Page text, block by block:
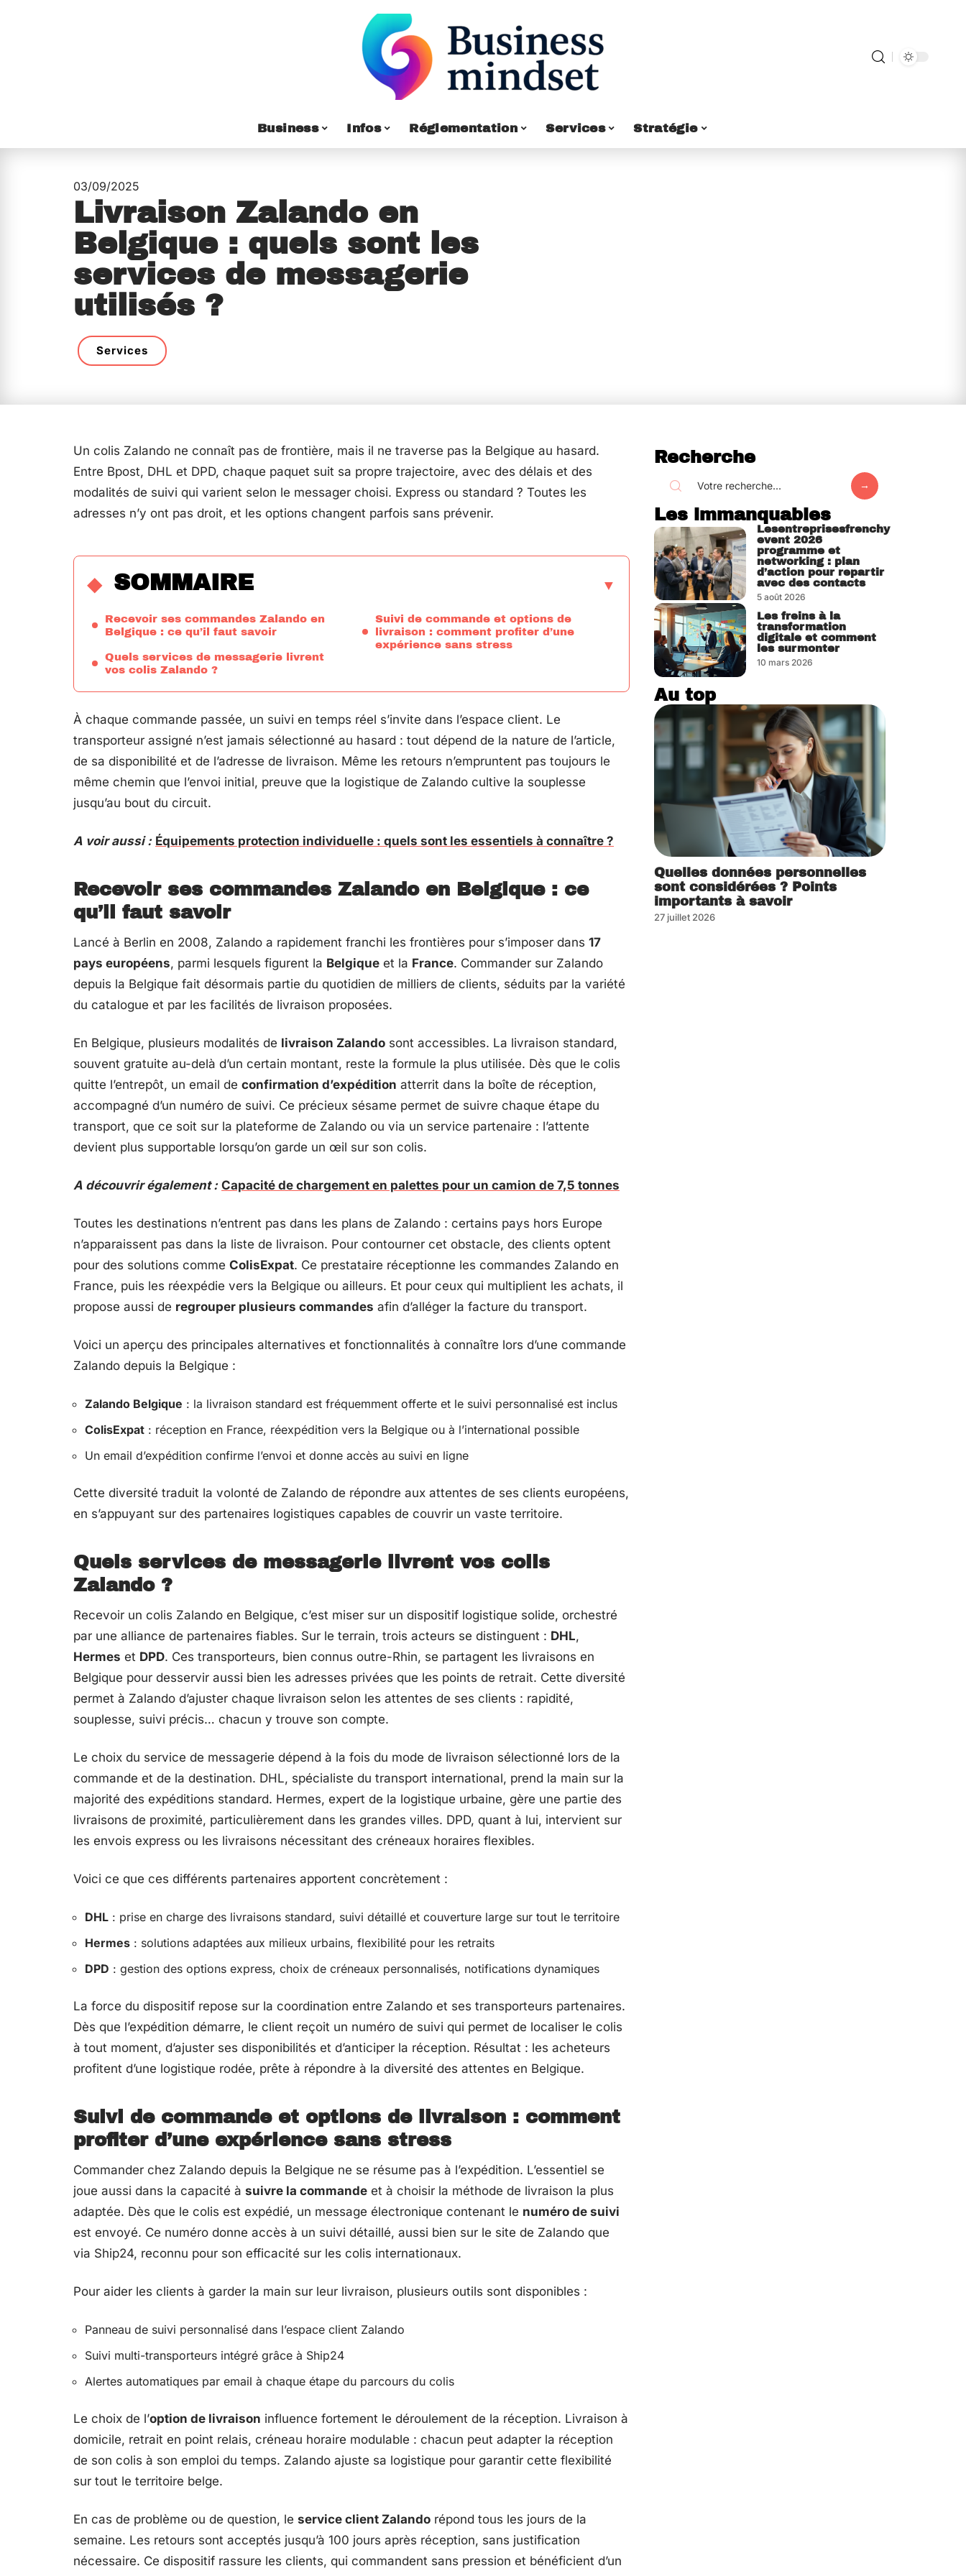
Business Infos Réglementation Services Stratégie
03/09/2025
Livraison Zalando en
Belgique : quels sont les
services de messagerie
utilisés ?
Services
Un colis Zalando ne connaît pas de frontière, mais il ne traverse pas la Belgique au hasard.
Entre Bpost, DHL et DPD, chaque paquet suit sa propre trajectoire, avec des délais et des
modalités de suivi qui varient selon le messager choisi. Express ou standard ? Toutes les
adresses n’y ont pas droit, et les options changent parfois sans prévenir.
SOMMAIRE
Recevoir ses commandes Zalando en
Belgique : ce qu’il faut savoir
Quels services de messagerie livrent
vos colis Zalando ?
Suivi de commande et options de
livraison : comment profiter d’une
expérience sans stress
À chaque commande passée, un suivi en temps réel s’invite dans l’espace client. Le
transporteur assigné n’est jamais sélectionné au hasard : tout dépend de la nature de l’article,
de sa disponibilité et de l’adresse de livraison. Même les retours n’empruntent pas toujours le
même chemin que l’envoi initial, preuve que la logistique de Zalando cultive la souplesse
jusqu’au bout du circuit.
A voir aussi : Équipements protection individuelle : quels sont les essentiels à connaître ?
Recevoir ses commandes Zalando en Belgique : ce
qu’il faut savoir
Lancé à Berlin en 2008, Zalando a rapidement franchi les frontières pour s’imposer dans 17
pays européens, parmi lesquels figurent la Belgique et la France. Commander sur Zalando
depuis la Belgique fait désormais partie du quotidien de milliers de clients, séduits par la variété
du catalogue et par les facilités de livraison proposées.
En Belgique, plusieurs modalités de livraison Zalando sont accessibles. La livraison standard,
souvent gratuite au-delà d’un certain montant, reste la formule la plus utilisée. Dès que le colis
quitte l’entrepôt, un email de confirmation d’expédition atterrit dans la boîte de réception,
accompagné d’un numéro de suivi. Ce précieux sésame permet de suivre chaque étape du
transport, que ce soit sur la plateforme de Zalando ou via un service partenaire : l’attente
devient plus supportable lorsqu’on garde un œil sur son colis.
A découvrir également : Capacité de chargement en palettes pour un camion de 7,5 tonnes
Toutes les destinations n’entrent pas dans les plans de Zalando : certains pays hors Europe
n’apparaissent pas dans la liste de livraison. Pour contourner cet obstacle, des clients optent
pour des solutions comme ColisExpat. Ce prestataire réceptionne les commandes Zalando en
France, puis les réexpédie vers la Belgique ou ailleurs. Et pour ceux qui multiplient les achats, il
propose aussi de regrouper plusieurs commandes afin d’alléger la facture du transport.
Voici un aperçu des principales alternatives et fonctionnalités à connaître lors d’une commande
Zalando depuis la Belgique :
Zalando Belgique : la livraison standard est fréquemment offerte et le suivi personnalisé est inclus
ColisExpat : réception en France, réexpédition vers la Belgique ou à l’international possible
Un email d’expédition confirme l’envoi et donne accès au suivi en ligne
Cette diversité traduit la volonté de Zalando de répondre aux attentes de ses clients européens,
en s’appuyant sur des partenaires logistiques capables de couvrir un vaste territoire.
Quels services de messagerie livrent vos colis
Zalando ?
Recevoir un colis Zalando en Belgique, c’est miser sur un dispositif logistique solide, orchestré
par une alliance de partenaires fiables. Sur le terrain, trois acteurs se distinguent : DHL,
Hermes et DPD. Ces transporteurs, bien connus outre-Rhin, se partagent les livraisons en
Belgique pour desservir aussi bien les adresses privées que les points de retrait. Cette diversité
permet à Zalando d’ajuster chaque livraison selon les attentes de ses clients : rapidité,
souplesse, suivi précis… chacun y trouve son compte.
Le choix du service de messagerie dépend à la fois du mode de livraison sélectionné lors de la
commande et de la destination. DHL, spécialiste du transport international, prend la main sur la
majorité des expéditions standard. Hermes, expert de la logistique urbaine, gère une partie des
livraisons de proximité, particulièrement dans les grandes villes. DPD, quant à lui, intervient sur
les envois express ou les livraisons nécessitant des créneaux horaires flexibles.
Voici ce que ces différents partenaires apportent concrètement :
DHL : prise en charge des livraisons standard, suivi détaillé et couverture large sur tout le territoire
Hermes : solutions adaptées aux milieux urbains, flexibilité pour les retraits
DPD : gestion des options express, choix de créneaux personnalisés, notifications dynamiques
La force du dispositif repose sur la coordination entre Zalando et ses transporteurs partenaires.
Dès que l’expédition démarre, le client reçoit un numéro de suivi qui permet de localiser le colis
à tout moment, d’ajuster ses disponibilités et d’anticiper la réception. Résultat : les acheteurs
profitent d’une logistique rodée, prête à répondre à la diversité des attentes en Belgique.
Suivi de commande et options de livraison : comment
profiter d’une expérience sans stress
Commander chez Zalando depuis la Belgique ne se résume pas à l’expédition. L’essentiel se
joue aussi dans la capacité à suivre la commande et à choisir la méthode de livraison la plus
adaptée. Dès que le colis est expédié, un message électronique contenant le numéro de suivi
est envoyé. Ce numéro donne accès à un suivi détaillé, aussi bien sur le site de Zalando que
via Ship24, reconnu pour son efficacité sur les colis internationaux.
Pour aider les clients à garder la main sur leur livraison, plusieurs outils sont disponibles :
Panneau de suivi personnalisé dans l’espace client Zalando
Suivi multi-transporteurs intégré grâce à Ship24
Alertes automatiques par email à chaque étape du parcours du colis
Le choix de l’option de livraison influence fortement le déroulement de la réception. Livraison à
domicile, retrait en point relais, créneau horaire modulable : chacun peut adapter la réception
de son colis à son emploi du temps. Zalando ajuste sa logistique pour garantir cette flexibilité
sur tout le territoire belge.
En cas de problème ou de question, le service client Zalando répond tous les jours de la
semaine. Les retours sont acceptés jusqu’à 100 jours après réception, sans justification
nécessaire. Ce dispositif rassure les clients, qui commandent sans pression et bénéficient d’un
Recherche
Les immanquables
Lesentreprisesfrenchy
event 2026
programme et
networking : plan
d’action pour repartir
avec des contacts
5 août 2026
Les freins à la
transformation
digitale et comment
les surmonter
10 mars 2026
Au top
Quelles données personnelles
sont considérées ? Points
importants à savoir
27 juillet 2026